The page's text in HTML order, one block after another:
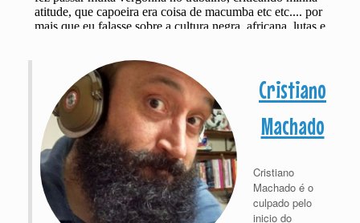
Cristiano
Machado
Cristiano
Machado é o
culpado pelo
inicio do